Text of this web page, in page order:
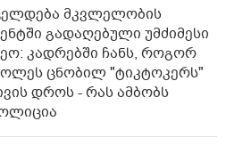
მკვლელობის
გადაღებული უმძიმესი
კადრებში ჩანს, როგორ
ცნობილ "ტიკტოკერს"
დროს - რას ამბობს